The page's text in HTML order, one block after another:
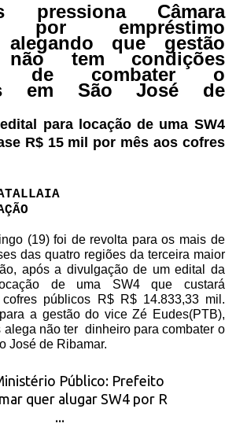
pressiona Câmara
por empréstimo
alegando que gestão
não tem condições
de combater o
em São José de
para locação de uma SW4
R$ 15 mil por mês aos cofres
(19) foi de revolta para os mais de
das quatro regiões da terceira maior
após a divulgação de um edital da
de uma SW4 que custará
cofres públicos R$ R$ 14.833,33 mil.
a gestão do vice Zé Eudes(PTB),
alega não ter dinheiro para combater o
José de Ribamar.